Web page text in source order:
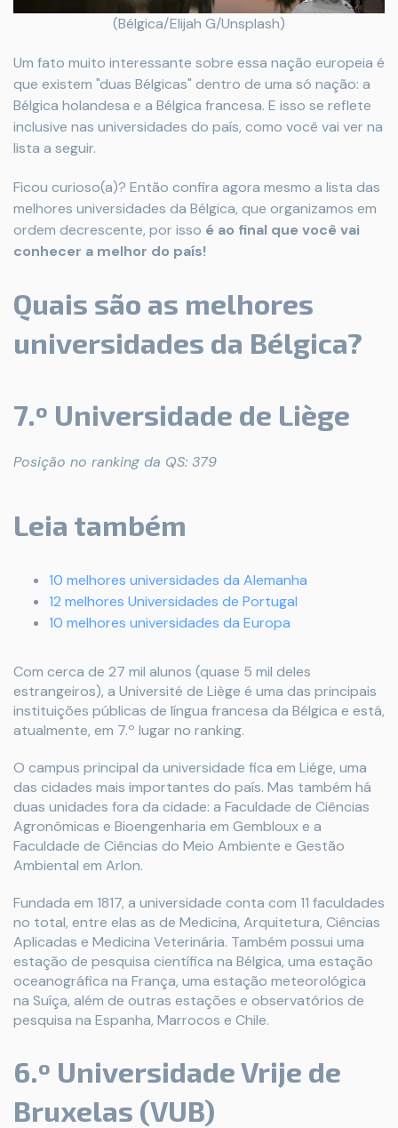
(Bélgica/Elijah G/Unsplash)
Um fato muito interessante sobre essa nação europeia é
que existem "duas Bélgicas" dentro de uma só nação: a
Bélgica holandesa e a Bélgica francesa. E isso se reflete
inclusive nas universidades do país, como você vai ver na
lista a seguir.
Ficou curioso(a)? Então confira agora mesmo a lista das
melhores universidades da Bélgica, que organizamos em
ordem decrescente, por isso é ao final que você vai
conhecer a melhor do país!
Quais são as melhores
universidades da Bélgica?
7.º Universidade de Liège
Posição no ranking da QS: 379
Leia também
10 melhores universidades da Alemanha
12 melhores Universidades de Portugal
10 melhores universidades da Europa
Com cerca de 27 mil alunos (quase 5 mil deles
estrangeiros), a Université de Liège é uma das principais
instituições públicas de língua francesa da Bélgica e está,
atualmente, em 7.º lugar no ranking.
O campus principal da universidade fica em Liége, uma
das cidades mais importantes do país. Mas também há
duas unidades fora da cidade: a Faculdade de Ciências
Agronômicas e Bioengenharia em Gembloux e a
Faculdade de Ciências do Meio Ambiente e Gestão
Ambiental em Arlon.
Fundada em 1817, a universidade conta com 11 faculdades
no total, entre elas as de Medicina, Arquitetura, Ciências
Aplicadas e Medicina Veterinária. Também possui uma
estação de pesquisa científica na Bélgica, uma estação
oceanográfica na França, uma estação meteorológica
na Suíça, além de outras estações e observatórios de
pesquisa na Espanha, Marrocos e Chile.
6.º Universidade Vrije de
Bruxelas (VUB)